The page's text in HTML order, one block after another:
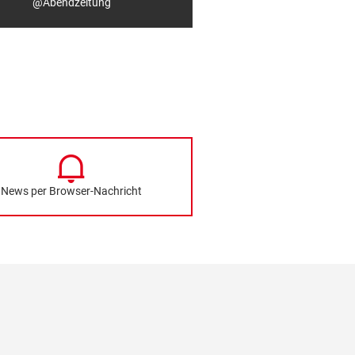
News per Browser-Nachricht